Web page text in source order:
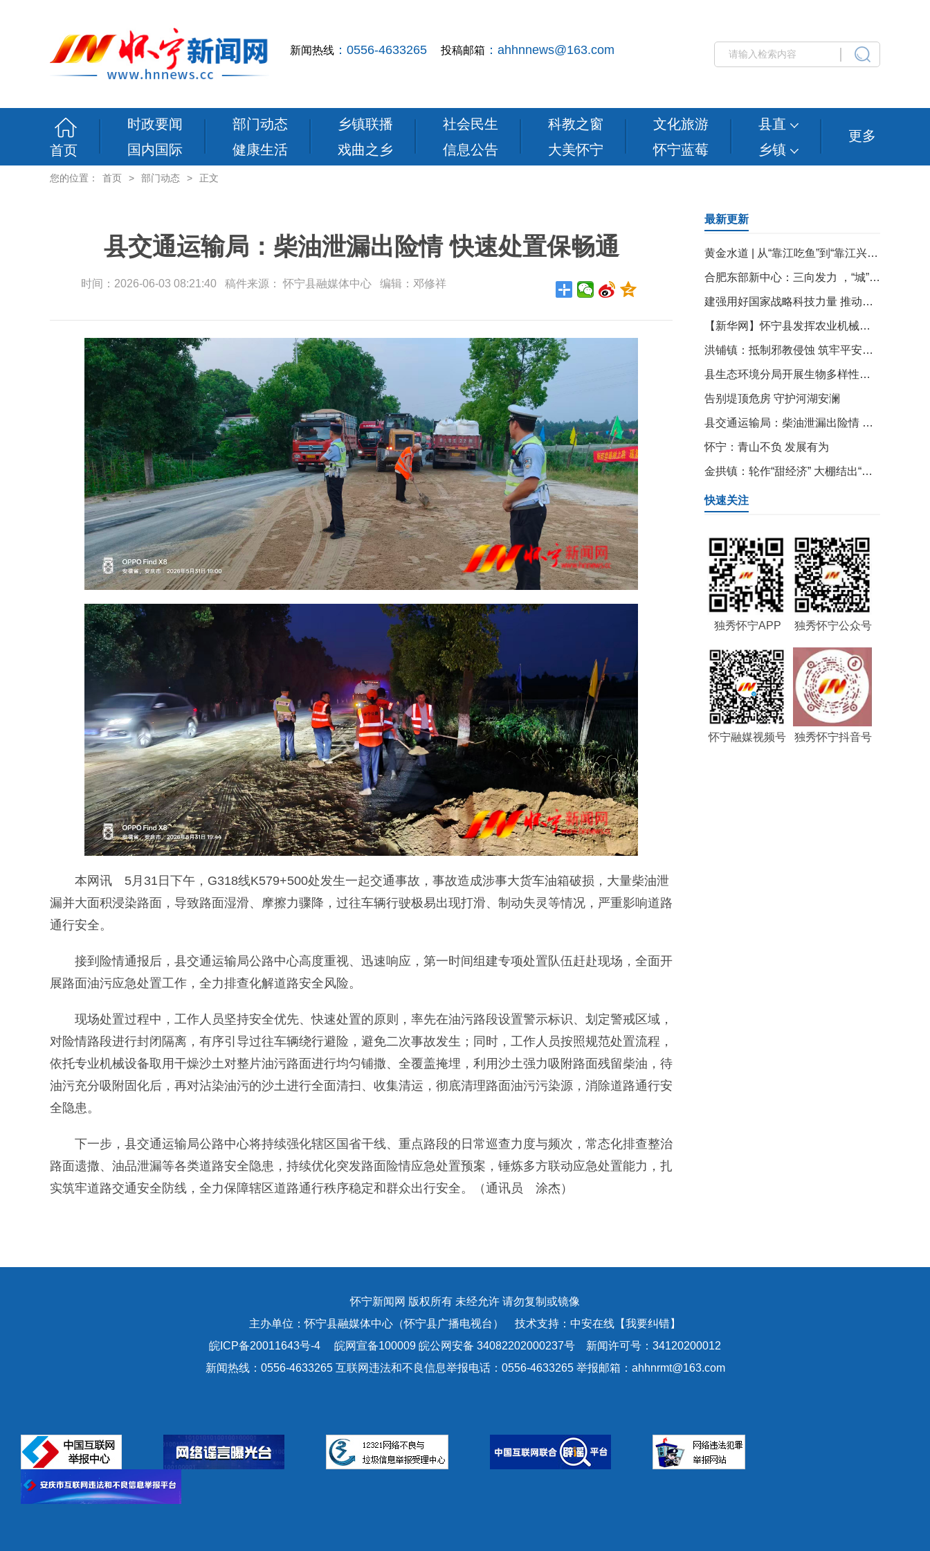
新闻热线 ：0556-4633265 投稿邮箱 ：ahhnnews@163.com
首页
时政要闻
国内国际
部门动态
健康生活
乡镇联播
戏曲之乡
社会民生
信息公告
科教之窗
大美怀宁
文化旅游
怀宁蓝莓
县直
乡镇
更多
您的位置： 首页 > 部门动态 > 正文
县交通运输局：柴油泄漏出险情 快速处置保畅通
时间：2026-06-03 08:21:40 稿件来源： 怀宁县融媒体中心 编辑：邓修祥
本网讯 5月31日下午，G318线K579+500处发生一起交通事故，事故造成涉事大货车油箱破损，大量柴油泄
漏并大面积浸染路面，导致路面湿滑、摩擦力骤降，过往车辆行驶极易出现打滑、制动失灵等情况，严重影响道路
通行安全。
接到险情通报后，县交通运输局公路中心高度重视、迅速响应，第一时间组建专项处置队伍赶赴现场，全面开
展路面油污应急处置工作，全力排查化解道路安全风险。
现场处置过程中，工作人员坚持安全优先、快速处置的原则，率先在油污路段设置警示标识、划定警戒区域，
对险情路段进行封闭隔离，有序引导过往车辆绕行避险，避免二次事故发生；同时，工作人员按照规范处置流程，
依托专业机械设备取用干燥沙土对整片油污路面进行均匀铺撒、全覆盖掩埋，利用沙土强力吸附路面残留柴油，待
油污充分吸附固化后，再对沾染油污的沙土进行全面清扫、收集清运，彻底清理路面油污污染源，消除道路通行安
全隐患。
下一步，县交通运输局公路中心将持续强化辖区国省干线、重点路段的日常巡查力度与频次，常态化排查整治
路面遗撒、油品泄漏等各类道路安全隐患，持续优化突发路面险情应急处置预案，锤炼多方联动应急处置能力，扎
实筑牢道路交通安全防线，全力保障辖区道路通行秩序稳定和群众出行安全。（通讯员 涂杰）
最新更新
黄金水道 | 从“靠江吃鱼”到“靠江兴产”：皖江产业如何“向绿而生”？
合肥东部新中心：三向发力 ，“城”长加速
建强用好国家战略科技力量 推动科创引领高地前沿突破
【新华网】怀宁县发挥农业机械化服务优势 全力推进夏粮抢收
洪铺镇：抵制邪教侵蚀 筑牢平安防线
县生态环境分局开展生物多样性宣传活动
告别堤顶危房 守护河湖安澜
县交通运输局：柴油泄漏出险情 快速处置保畅通
怀宁：青山不负 发展有为
金拱镇：轮作“甜经济” 大棚结出“共富果”
快速关注
独秀怀宁APP 独秀怀宁公众号
怀宁融媒视频号 独秀怀宁抖音号
怀宁新闻网 版权所有 未经允许 请勿复制或镜像
主办单位：怀宁县融媒体中心（怀宁县广播电视台） 技术支持：中安在线【我要纠错】
皖ICP备20011643号-4 皖网宣备100009 皖公网安备 34082202000237号 新闻许可号：34120200012
新闻热线：0556-4633265 互联网违法和不良信息举报电话：0556-4633265 举报邮箱：ahhnrmt@163.com